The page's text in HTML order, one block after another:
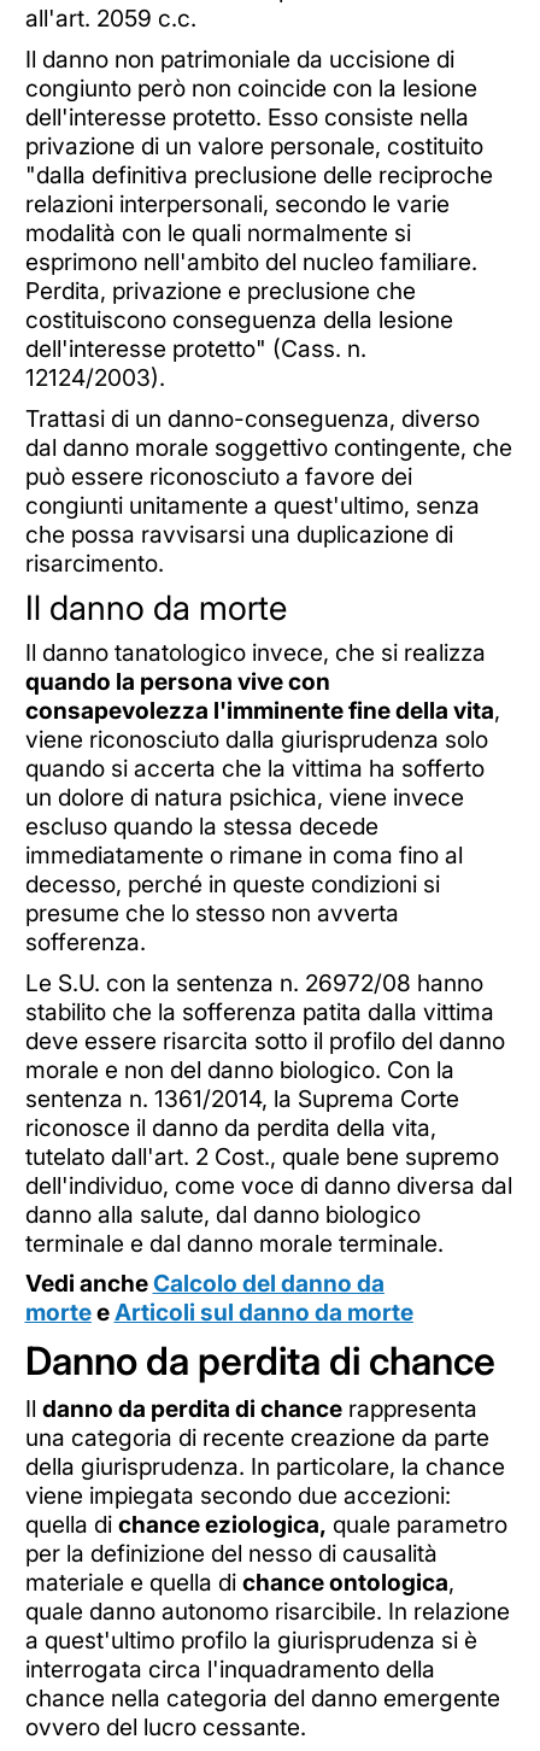
all'art. 2059 c.c.
Il danno non patrimoniale da uccisione di
congiunto però non coincide con la lesione
dell'interesse protetto. Esso consiste nella
privazione di un valore personale, costituito
"dalla definitiva preclusione delle reciproche
relazioni interpersonali, secondo le varie
modalità con le quali normalmente si
esprimono nell'ambito del nucleo familiare.
Perdita, privazione e preclusione che
costituiscono conseguenza della lesione
dell'interesse protetto" (Cass. n.
12124/2003).
Trattasi di un danno-conseguenza, diverso
dal danno morale soggettivo contingente, che
può essere riconosciuto a favore dei
congiunti unitamente a quest'ultimo, senza
che possa ravvisarsi una duplicazione di
risarcimento.
Il danno da morte
Il danno tanatologico invece, che si realizza
quando la persona vive con
consapevolezza l'imminente fine della vita,
viene riconosciuto dalla giurisprudenza solo
quando si accerta che la vittima ha sofferto
un dolore di natura psichica, viene invece
escluso quando la stessa decede
immediatamente o rimane in coma fino al
decesso, perché in queste condizioni si
presume che lo stesso non avverta
sofferenza.
Le S.U. con la sentenza n. 26972/08 hanno
stabilito che la sofferenza patita dalla vittima
deve essere risarcita sotto il profilo del danno
morale e non del danno biologico. Con la
sentenza n. 1361/2014, la Suprema Corte
riconosce il danno da perdita della vita,
tutelato dall'art. 2 Cost., quale bene supremo
dell'individuo, come voce di danno diversa dal
danno alla salute, dal danno biologico
terminale e dal danno morale terminale.
Vedi ancheCalcolo del danno da
morteeArticoli sul danno da morte
Danno da perdita di chance
Il danno da perdita di chancerappresenta
una categoria di recente creazione da parte
della giurisprudenza. In particolare, la chance
viene impiegata secondo due accezioni:
quella di chance eziologica, quale parametro
per la definizione del nesso di causalità
materiale e quella di chance ontologica,
quale danno autonomo risarcibile. In relazione
a quest'ultimo profilo la giurisprudenza si è
interrogata circa l'inquadramento della
chance nella categoria del danno emergente
ovvero del lucro cessante.